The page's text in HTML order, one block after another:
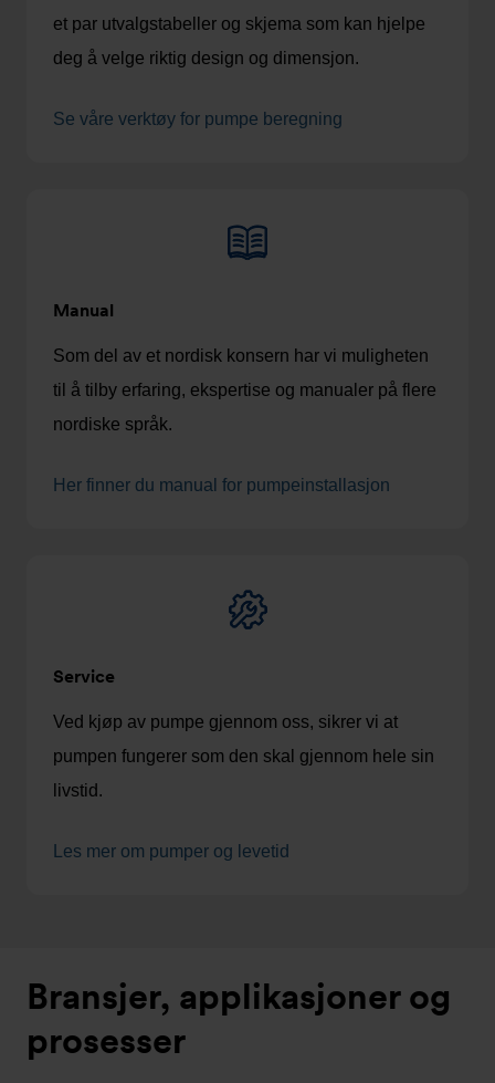
et par utvalgstabeller og skjema som kan hjelpe
deg å velge riktig design og dimensjon.
Se våre verktøy for pumpe beregning
Manual
Som del av et nordisk konsern har vi muligheten
til å tilby erfaring, ekspertise og manualer på flere
nordiske språk.
Her finner du manual for pumpeinstallasjon
Service
Ved kjøp av pumpe gjennom oss, sikrer vi at
pumpen fungerer som den skal gjennom hele sin
livstid.
Les mer om pumper og levetid
Bransjer, applikasjoner og
prosesser